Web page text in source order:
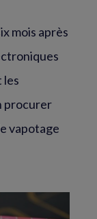
mois après
les
procurer
vapotage